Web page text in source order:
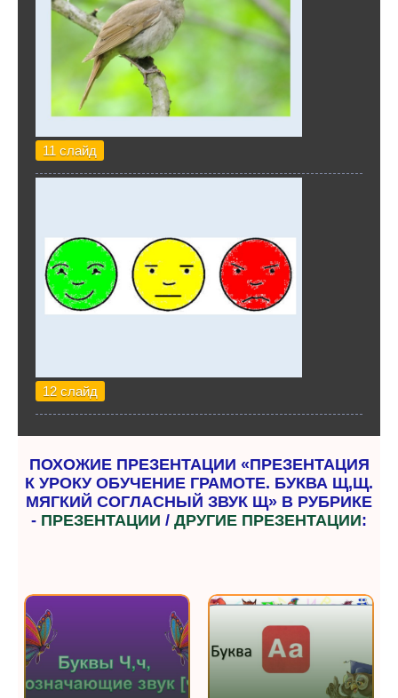
11 слайд
12 слайд
ПОХОЖИЕ ПРЕЗЕНТАЦИИ «ПРЕЗЕНТАЦИЯ
К УРОКУ ОБУЧЕНИЕ ГРАМОТЕ. БУКВА Щ,Щ.
МЯГКИЙ СОГЛАСНЫЙ ЗВУК Щ» В РУБРИКЕ
- ПРЕЗЕНТАЦИИ / ДРУГИЕ ПРЕЗЕНТАЦИИ: